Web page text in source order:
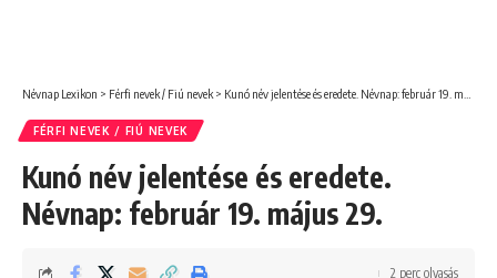
Névnap Lexikon > Férfi nevek / Fiú nevek > Kunó név jelentése és eredete. Névnap: február 19. május 29.
FÉRFI NEVEK / FIÚ NEVEK
Kunó név jelentése és eredete.
Névnap: február 19. május 29.
2 perc olvasás